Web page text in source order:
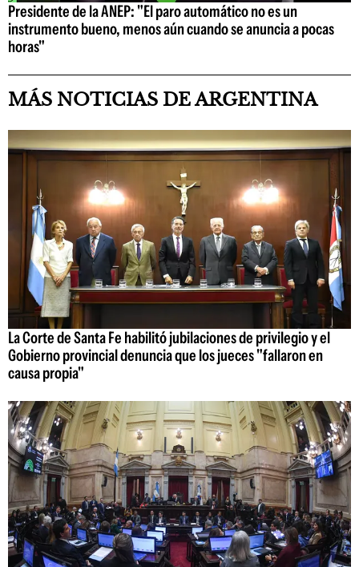
Presidente de la ANEP: "El paro automático no es un
instrumento bueno, menos aún cuando se anuncia a pocas
horas"
MÁS NOTICIAS DE ARGENTINA
La Corte de Santa Fe habilitó jubilaciones de privilegio y el
Gobierno provincial denuncia que los jueces "fallaron en
causa propia"